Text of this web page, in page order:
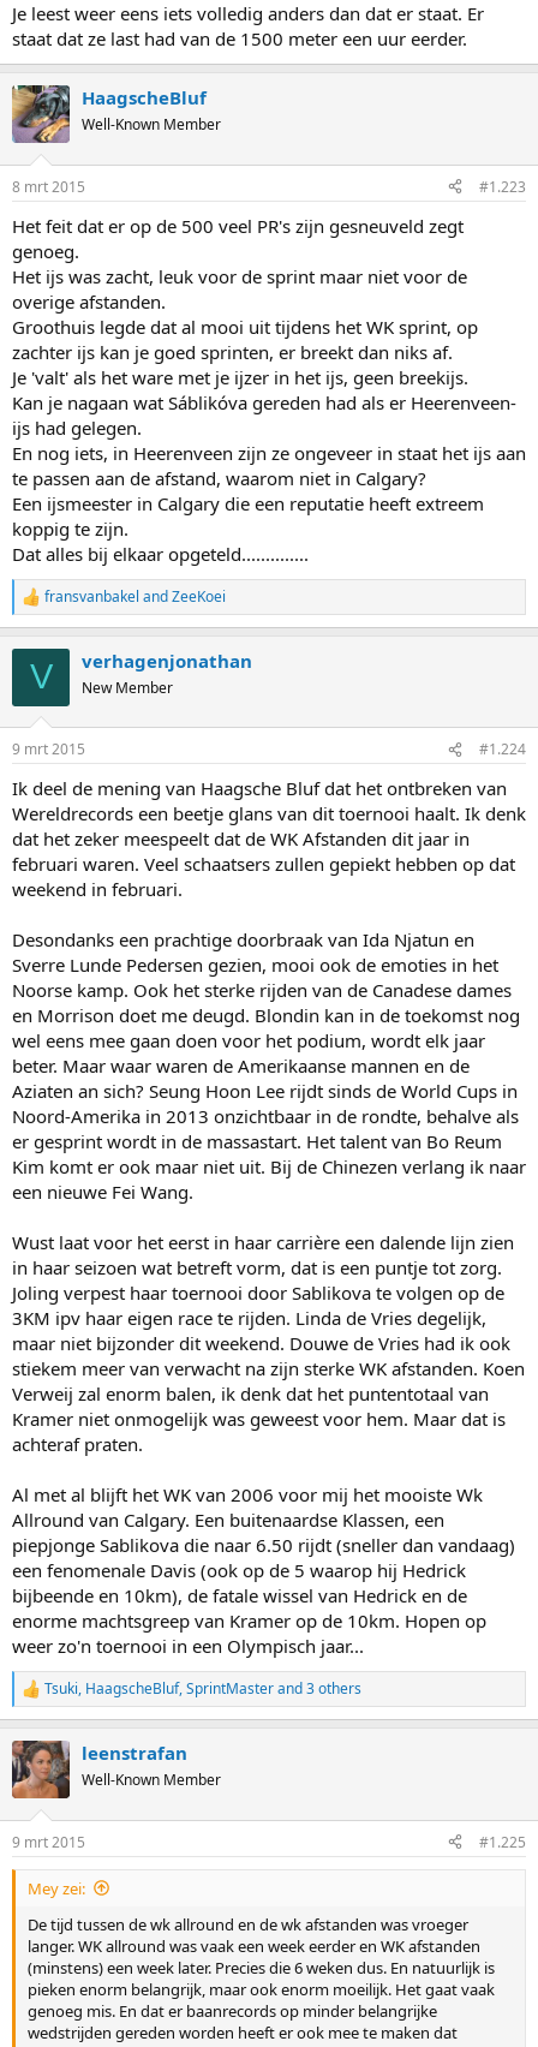
Je leest weer eens iets volledig anders dan dat er staat. Er
staat dat ze last had van de 1500 meter een uur eerder.
HaagscheBluf
Well-Known Member
8 mrt 2015 #1.223
Het feit dat er op de 500 veel PR's zijn gesneuveld zegt
genoeg.
Het ijs was zacht, leuk voor de sprint maar niet voor de
overige afstanden.
Groothuis legde dat al mooi uit tijdens het WK sprint, op
zachter ijs kan je goed sprinten, er breekt dan niks af.
Je 'valt' als het ware met je ijzer in het ijs, geen breekijs.
Kan je nagaan wat Sáblikóva gereden had als er Heerenveen-
ijs had gelegen.
En nog iets, in Heerenveen zijn ze ongeveer in staat het ijs aan
te passen aan de afstand, waarom niet in Calgary?
Een ijsmeester in Calgary die een reputatie heeft extreem
koppig te zijn.
Dat alles bij elkaar opgeteld..............
R
e
s
fransvanbakel andZeeKoei
V verhagenjonathan
New Member
9 mrt 2015 #1.224
Ik deel de mening van Haagsche Bluf dat het ontbreken van
Wereldrecords een beetje glans van dit toernooi haalt. Ik denk
dat het zeker meespeelt dat de WK Afstanden dit jaar in
februari waren. Veel schaatsers zullen gepiekt hebben op dat
weekend in februari.
Desondanks een prachtige doorbraak van Ida Njatun en
Sverre Lunde Pedersen gezien, mooi ook de emoties in het
Noorse kamp. Ook het sterke rijden van de Canadese dames
en Morrison doet me deugd. Blondin kan in de toekomst nog
wel eens mee gaan doen voor het podium, wordt elk jaar
beter. Maar waar waren de Amerikaanse mannen en de
Aziaten an sich? Seung Hoon Lee rijdt sinds de World Cups in
Noord-Amerika in 2013 onzichtbaar in de rondte, behalve als
er gesprint wordt in de massastart. Het talent van Bo Reum
Kim komt er ook maar niet uit. Bij de Chinezen verlang ik naar
een nieuwe Fei Wang.
Wust laat voor het eerst in haar carrière een dalende lijn zien
in haar seizoen wat betreft vorm, dat is een puntje tot zorg.
Joling verpest haar toernooi door Sablikova te volgen op de
3KM ipv haar eigen race te rijden. Linda de Vries degelijk,
maar niet bijzonder dit weekend. Douwe de Vries had ik ook
stiekem meer van verwacht na zijn sterke WK afstanden. Koen
Verweij zal enorm balen, ik denk dat het puntentotaal van
Kramer niet onmogelijk was geweest voor hem. Maar dat is
achteraf praten.
Al met al blijft het WK van 2006 voor mij het mooiste Wk
Allround van Calgary. Een buitenaardse Klassen, een
piepjonge Sablikova die naar 6.50 rijdt (sneller dan vandaag)
een fenomenale Davis (ook op de 5 waarop hij Hedrick
bijbeende en 10km), de fatale wissel van Hedrick en de
enorme machtsgreep van Kramer op de 10km. Hopen op
weer zo'n toernooi in een Olympisch jaar...
R
e
c
t
i
s
:
Tsuki, HaagscheBluf,SprintMasterand 3 others
leenstrafan
Well-Known Member
9 mrt 2015 #1.225
Mey zei:
De tijd tussen de wk allround en de wk afstanden was vroeger
langer. WK allround was vaak een week eerder en WK afstanden
(minstens) een week later. Precies die 6 weken dus. En natuurlijk is
pieken enorm belangrijk, maar ook enorm moeilijk. Het gaat vaak
genoeg mis. En dat er baanrecords op minder belangrijke
wedstrijden gereden worden heeft er ook mee te maken dat